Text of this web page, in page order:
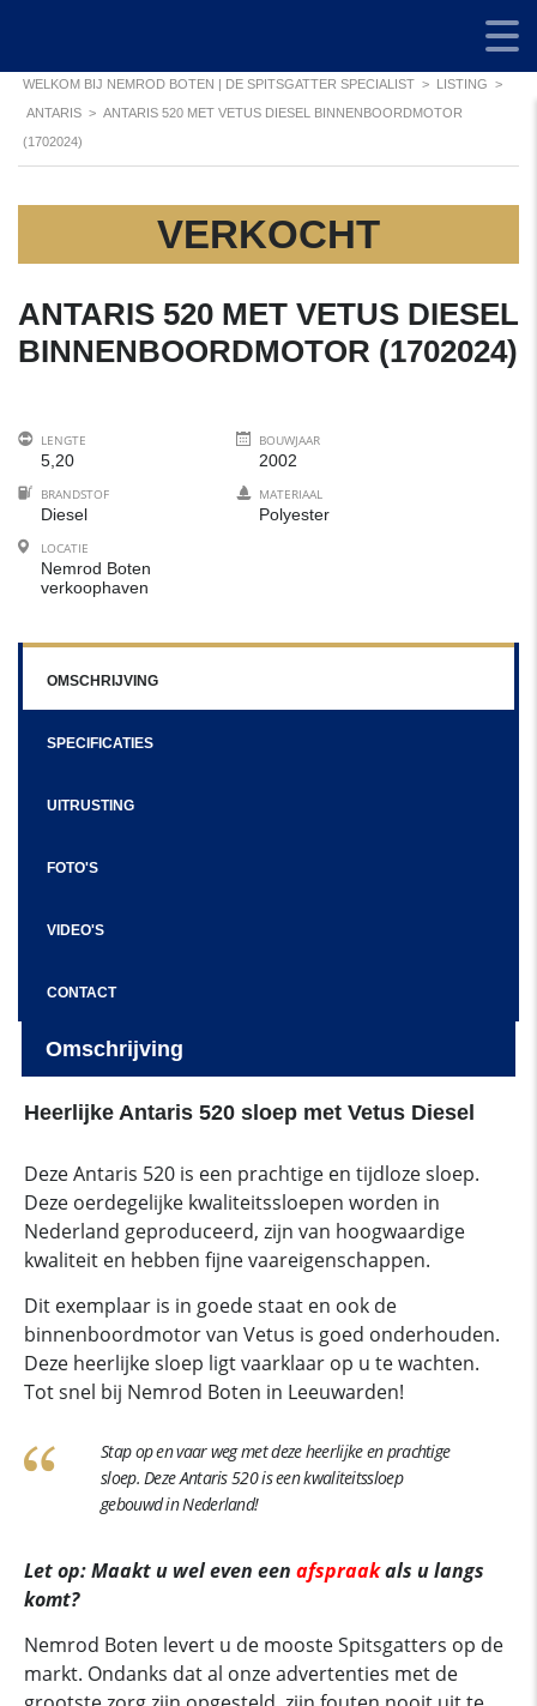
WELKOM BIJ NEMROD BOTEN | DE SPITSGATTER SPECIALIST > LISTING >
ANTARIS > ANTARIS 520 MET VETUS DIESEL BINNENBOORDMOTOR
(1702024)
VERKOCHT
ANTARIS 520 MET VETUS DIESEL
BINNENBOORDMOTOR (1702024)
LENGTE
5,20
BOUWJAAR
2002
BRANDSTOF
Diesel
MATERIAAL
Polyester
LOCATIE
Nemrod Boten
verkoophaven
OMSCHRIJVING
SPECIFICATIES
UITRUSTING
FOTO'S
VIDEO'S
CONTACT
Omschrijving
Heerlijke Antaris 520 sloep met Vetus Diesel
Deze Antaris 520 is een prachtige en tijdloze sloep.
Deze oerdegelijke kwaliteitssloepen worden in
Nederland geproduceerd, zijn van hoogwaardige
kwaliteit en hebben fijne vaareigenschappen.
Dit exemplaar is in goede staat en ook de
binnenboordmotor van Vetus is goed onderhouden.
Deze heerlijke sloep ligt vaarklaar op u te wachten.
Tot snel bij Nemrod Boten in Leeuwarden!
Stap op en vaar weg met deze heerlijke en prachtige
sloep. Deze Antaris 520 is een kwaliteitssloep
gebouwd in Nederland!
Let op: Maakt u wel even een afspraakals u langs
komt?
Nemrod Boten levert u de mooste Spitsgatters op de
markt. Ondanks dat al onze advertenties met de